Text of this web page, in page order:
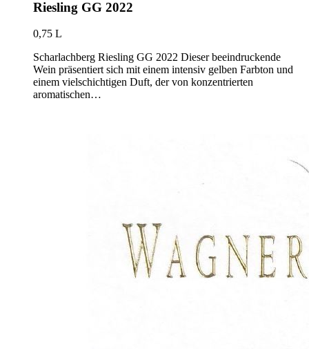
Riesling GG 2022
0,75 L
Scharlachberg Riesling GG 2022 Dieser beeindruckende
Wein präsentiert sich mit einem intensiv gelben Farbton und
einem vielschichtigen Duft, der von konzentrierten
aromatischen…